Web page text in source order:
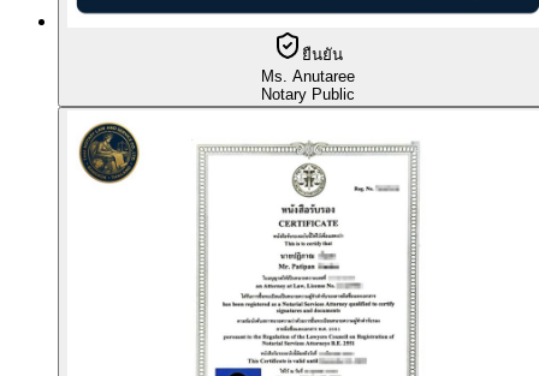
ยืนยัน
Ms. Anutaree
Notary Public